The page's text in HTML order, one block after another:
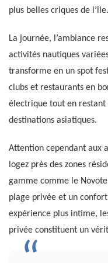
plus belles criques de l’île.
La journée, l’ambiance
activités nautiques
transforme en un spot
clubs et restaurants en
électrique tout en restant
destinations asiatiques.
Attention cependant aux
logez près des zones
gamme comme le
plage privée et un
expérience plus intime,
privée constituent un